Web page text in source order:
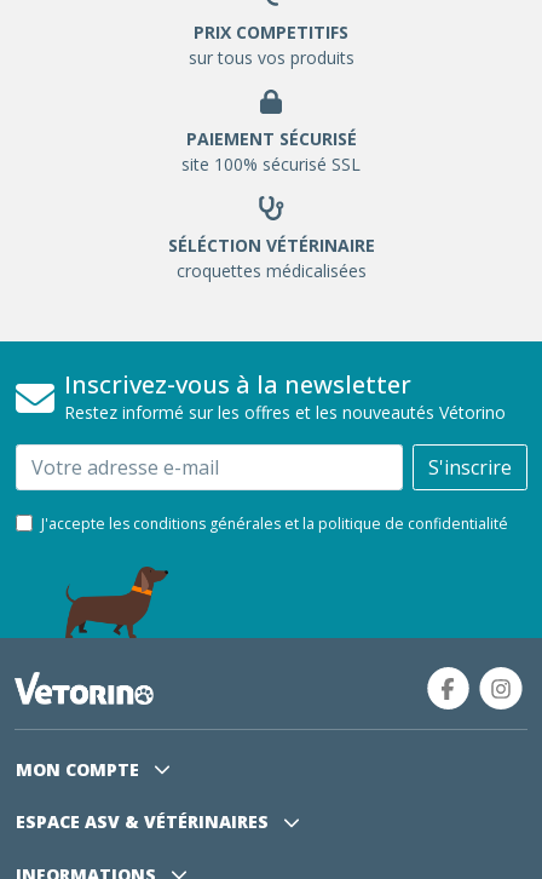
PRIX COMPETITIFS
sur tous vos produits
PAIEMENT SÉCURISÉ
site 100% sécurisé SSL
SÉLÉCTION VÉTÉRINAIRE
croquettes médicalisées
Inscrivez-vous à la newsletter
Restez informé sur les offres et les nouveautés Vétorino
Email S'inscrire
J'accepte les conditions générales et la politique de confidentialité
MON COMPTE
ESPACE ASV & VÉTÉRINAIRES
INFORMATIONS